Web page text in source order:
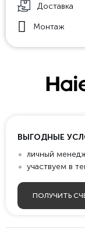
Доставка
Монтаж
ВЫГОДНЫЕ
личный
участвуем в
ПОЛУЧИТЬ